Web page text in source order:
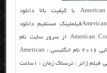
دانلود خارجی American Conjuring 2016 با کیفیت بالا دانلود
رایگان فیلم خارجی American Conjuring 2فیلملینک مستقیم دانلود
مستقیم فیلم خارجی American Conjuring 2016 از سرور سایت نام
فارسی : فیلم خارجی احضار روح امریکایی ۲۰۱۶ نام انگلیسی : American
Conjuring 2016 باز نشر توسط : ام بی فیلم ژانر : ترسناک زمان : ۱ساعت